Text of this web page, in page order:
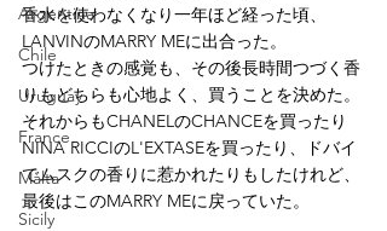
Argentina
Chile
Uruguay
France
Malta
Sicily
香水を使わなくなり一年ほど経った頃、
LANVINのMARRY MEに出合った。
つけたときの感覚も、その後長時間つづく香
りもどちらも心地よく、買うことを決めた。
それからもCHANELのCHANCEを買ったり
NINA RICCIのL'EXTASEを買ったり、ドバイ
でムスクの香りに惹かれたりもしたけれど、
最後はこのMARRY MEに戻っていた。